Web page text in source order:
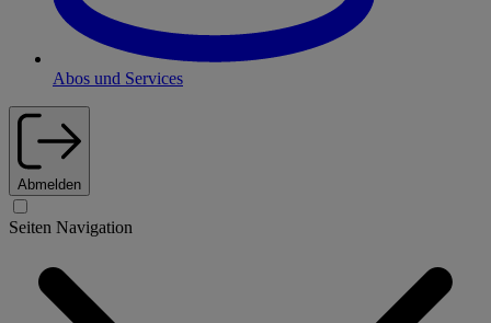
Abos und Services
Abmelden
Seiten Navigation